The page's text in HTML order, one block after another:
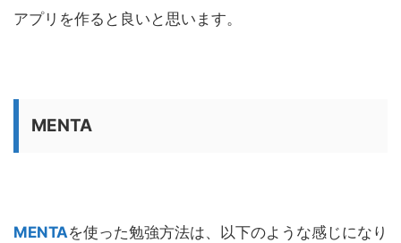
アプリを作ると良いと思います。
MENTA
MENTAを使った勉強方法は、以下のような感じになり